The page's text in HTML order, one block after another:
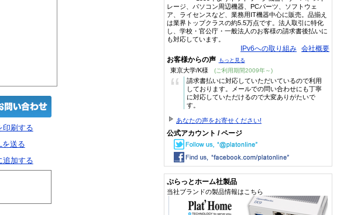
刷する
送る
追加する
レージ、パソコン周辺機器、PCパーツ、ソフトウェ
ア、ライセンスなど、業務用IT機器中心に販売。品揃え
は業界トップクラスの約5.5万点です。法人取引に特化
し、学校・官公庁・一般法人のお客様の請求書後払いに
も対応しています。
IPv6への取り組み 会社概要
お客様からの声 もっと見る
東京大学/K様 (ご利用期間2009年～)
“
請求書払いに対応していただいているので利用
しております。メールでの問い合わせにも丁寧
に対応していただけるので大変ありがたいで
す。
あなたの声をお寄せください!
公式アカウント / ページ
ぷらっとホーム社製品
当社ブランドの製品情報はこちら